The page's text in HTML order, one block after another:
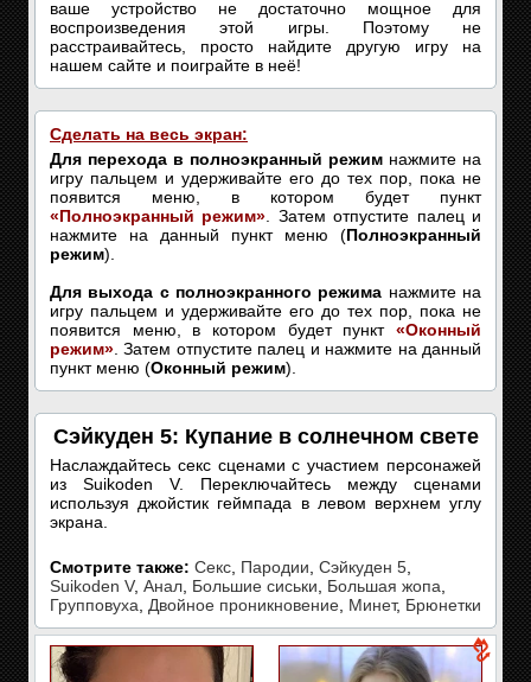
ваше устройство не достаточно мощное для
воспроизведения этой игры. Поэтому не
расстраивайтесь, просто найдите другую игру на
нашем сайте и поиграйте в неё!
Сделать на весь экран:
Для перехода в полноэкранный режим нажмите на
игру пальцем и удерживайте его до тех пор, пока не
появится меню, в котором будет пункт
«Полноэкранный режим» . Затем отпустите палец и
нажмите на данный пункт меню (Полноэкранный
режим).
Для выхода с полноэкранного режима нажмите на
игру пальцем и удерживайте его до тех пор, пока не
появится меню, в котором будет пункт «Оконный
режим» . Затем отпустите палец и нажмите на данный
пункт меню (Оконный режим).
Сэйкуден 5: Купание в солнечном свете
Наслаждайтесь секс сценами с участием персонажей
из Suikoden V. Переключайтесь между сценами
используя джойстик геймпада в левом верхнем углу
экрана.
Смотрите также: Секс Пародии Сэйкуден 5
Suikoden V, Анал Большие сиськи Большая жопа
Групповуха
Двойное проникновение Минет, Брюнетки